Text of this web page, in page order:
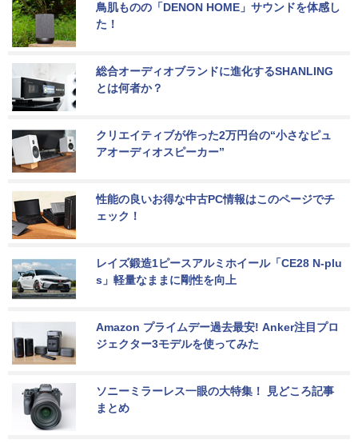
鳥肌ものの「DENON HOME」サウンドを体感し
た！
総合オーディオブランドに進化するSHANLING
とは何者か？
クリエイティブが作った2万円台の“小さなピュ
アオーディオスピーカー”
性能の良いお得な中古PC情報はこのページでチ
ェック！
レイズ鍛造1ピースアルミホイール「CE28 N-plu
s」軽量なままに剛性を向上
Amazon プライムデー過去最安! Anker注目プロ
ジェクター3モデルを使ってみた
ソニーミラーレス一眼の大特集！ 見どころ記事
まとめ